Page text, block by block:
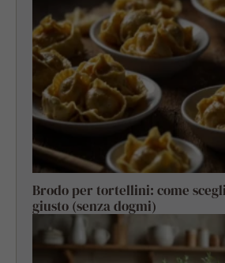
Brodo per tortellini: come
giusto (senza dogmi)